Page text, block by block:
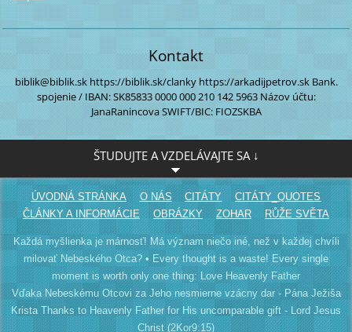
Kontakt
biblik@biblik.skhttps://biblik.sk/clankyhttps://arkadijpetrov.skBank.
spojenie / IBAN:SK85833 0000000 210 142 5963Názov účtu:
JanaRanincovaSWIFT/BIC: FIOZSKBA
ŠTUDUJTE A VZDELÁVAJTE SA ↓
ÚVODNÁ STRÁNKA O NÁS CITÁTY
CITÁTY_QUOTES
ČLÁNKY A INFORMÁCIE
OBRÁZKY ZOHAR RŮŽE SVĚTA
Každá myšlienka je márnosť! Má význam niečo iné, než v každej chvíli
milovať Nebeského Otca? • Every thought is a waste! Every single
moment is worth only one thing: Love Heavenly Father
Vďaka Nebeskému Otcovi za Jeho nesmierne vzácny dar - Pána Ježiša
Krista Thanks to Heavenly Father for His uncomparable gift - Lord Jesus
Christ (2Kor9:15)